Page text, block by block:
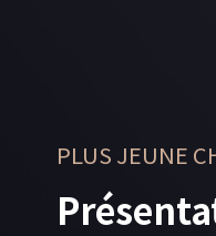
PLUS JEUNE